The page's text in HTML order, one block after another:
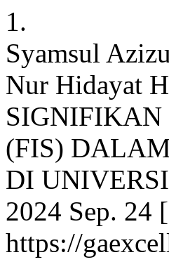
1.
Syamsul
Nur Hidayat
SIGNIFIKAN
(FIS)
DI
2024 Sep. 24
https://